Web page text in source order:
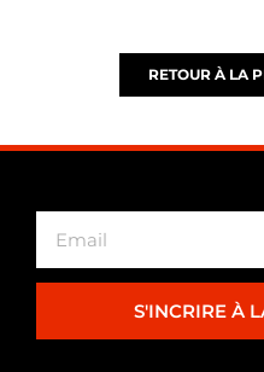
RETOUR À LA
S'INCRIRE À